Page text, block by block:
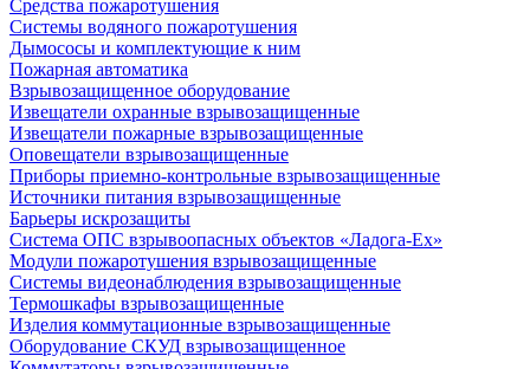
Средства пожаротушения
Системы водяного пожаротушения
Дымососы и комплектующие к ним
Пожарная автоматика
Взрывозащищенное оборудование
Извещатели охранные взрывозащищенные
Извещатели пожарные взрывозащищенные
Оповещатели взрывозащищенные
Приборы приемно-контрольные взрывозащищенные
Источники питания взрывозащищенные
Барьеры искрозащиты
Система ОПС взрывоопасных объектов «Ладога-Ex»
Модули пожаротушения взрывозащищенные
Системы видеонаблюдения взрывозащищенные
Термошкафы взрывозащищенные
Изделия коммутационные взрывозащищенные
Оборудование СКУД взрывозащищенное